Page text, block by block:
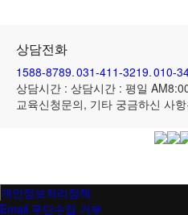
상담전화
1588-8789.031-411-3219.010-
상담시간 : 상담시간 : 평일
교육신청문의, 기타 궁금하신 사항
개인정보처리정책
Email 무단수집 거부